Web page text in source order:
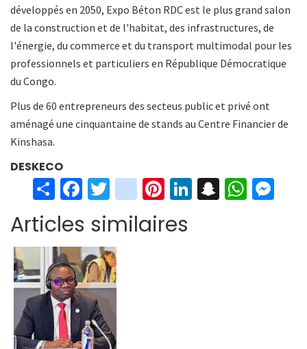
développés en 2050, Expo Béton RDC est le plus grand salon
de la construction et de l'habitat, des infrastructures, de
l'énergie, du commerce et du transport multimodal pour les
professionnels et particuliers en République Démocratique
du Congo.
Plus de 60 entrepreneurs des secteus public et privé ont
aménagé une cinquantaine de stands au Centre Financier de
Kinshasa.
DESKECO
S
h
ar
e
Fa
ce
b
o
o
k
T
wi
tt
er
in
st
ag
Pi
er
Li S W
Articles similaires